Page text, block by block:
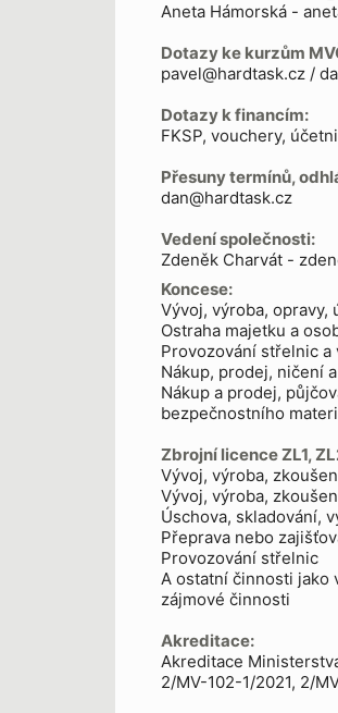
Aneta Hámorská -
Dotazy ke kurzům
pavel@hardtask.cz /
Dotazy k financím:
FKSP, vouchery,
Přesuny termínů,
dan@hardtask.cz
Vedení společnosti:
Zdeněk Charvát -
Koncese:
Vývoj, výroba, opravy,
Ostraha majetku a
Provozování střelnic
Nákup, prodej, ničení
Nákup a prodej,
bezpečnostního
Zbrojní licence ZL1,
Vývoj, výroba,
Vývoj, výroba,
Úschova, skladování,
Přeprava nebo
Provozování střelnic
A ostatní činnosti jako
zájmové činnosti
Akreditace:
Akreditace
2/MV-102-1/2021, 2/